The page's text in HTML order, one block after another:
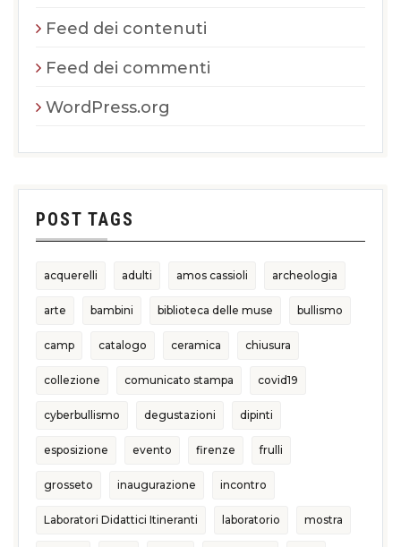
Feed dei contenuti
Feed dei commenti
WordPress.org
POST TAGS
acquerelli adulti amos cassioli archeologia
arte bambini biblioteca delle muse bullismo
camp catalogo ceramica chiusura
collezione comunicato stampa covid19
cyberbullismo degustazioni dipinti
esposizione evento firenze frulli
grosseto inaugurazione incontro
Laboratori Didattici Itineranti laboratorio mostra